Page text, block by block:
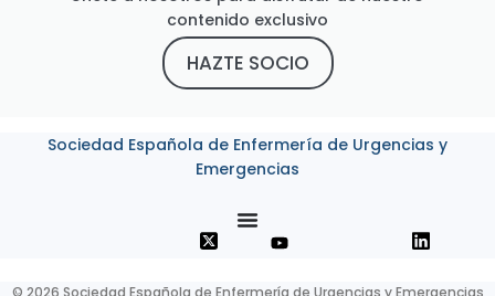
contenido exclusivo
HAZTE SOCIO
Sociedad Española de Enfermería de Urgencias y
Emergencias
© 2026 Sociedad Española de Enfermería de Urgencias y Emergencias